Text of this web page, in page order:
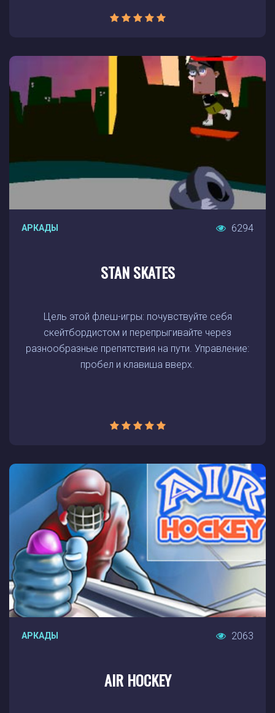
АРКАДЫ 6294
STAN SKATES
Цель этой флеш-игры: почувствуйте себя
скейтбордистом и перепрыгивайте через
разнообразные препятствия на пути. Управление:
пробел и клавиша вверх.
АРКАДЫ 2063
AIR HOCKEY